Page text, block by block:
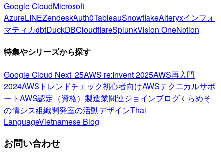
Google CloudMicrosoft
AzureLINEZendeskAuth0TableauSnowflakeAlteryxインフォ
マティカdbtDuckDBCloudflareSplunkVision OneNotion
特集やシリーズから探す
Google Cloud Next ’25AWS re:Invent 2025AWS再入門
2024AWSトレンドチェック初心者向けAWSテクニカルサポ
ートAWS認定（資格） 製造業関連ジョインブログくらめそ
の情シス組織開発室の活動デザインThai
LanguageVietnamese Blog
お問い合わせ